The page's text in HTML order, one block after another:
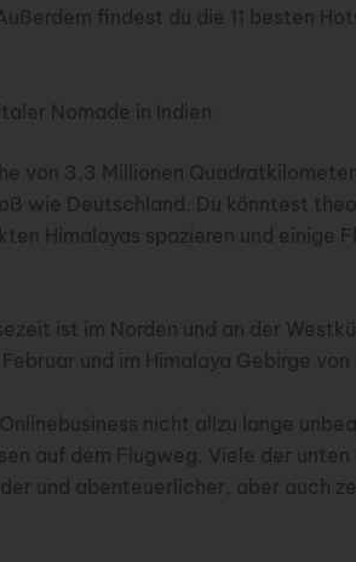
findest du die 11 besten
Nomade in Indien
von 3,3 Millionen
wie Deutschland. Du könntest
Himalayas spazieren und einige
ist im Norden und an der
und im Himalaya Gebirge
nicht allzu lange
auf dem Flugweg. Viele der
und abenteuerlicher, aber auch